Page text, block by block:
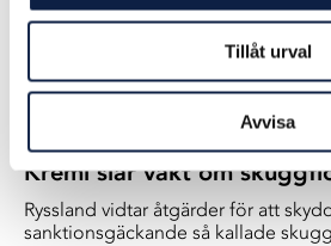
Tillåt urval
Avvisa
Kreml slår vakt om
Ryssland vidtar åtgärder för att
sanktionsgäckande så kallade